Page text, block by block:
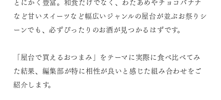
とにかく豊富。和食だけでなく、わたあめやチョコバナナ
など甘いスイーツなど幅広いジャンルの屋台が並ぶお祭りシ
ーンでも、必ずぴったりのお酒が見つかるはずです。
「屋台で買えるおつまみ」をテーマに実際に食べ比べてみ
た結果、編集部が特に相性が良いと感じた組み合わせをご
紹介します。